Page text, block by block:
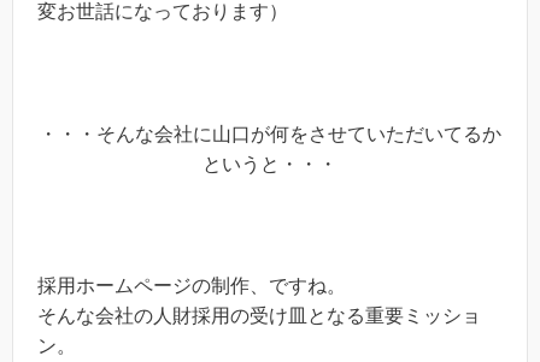
変お世話になっております）
・・・そんな会社に山口が何をさせていただいてるか
というと・・・
採用ホームページの制作、ですね。
そんな会社の人財採用の受け皿となる重要ミッショ
ン。